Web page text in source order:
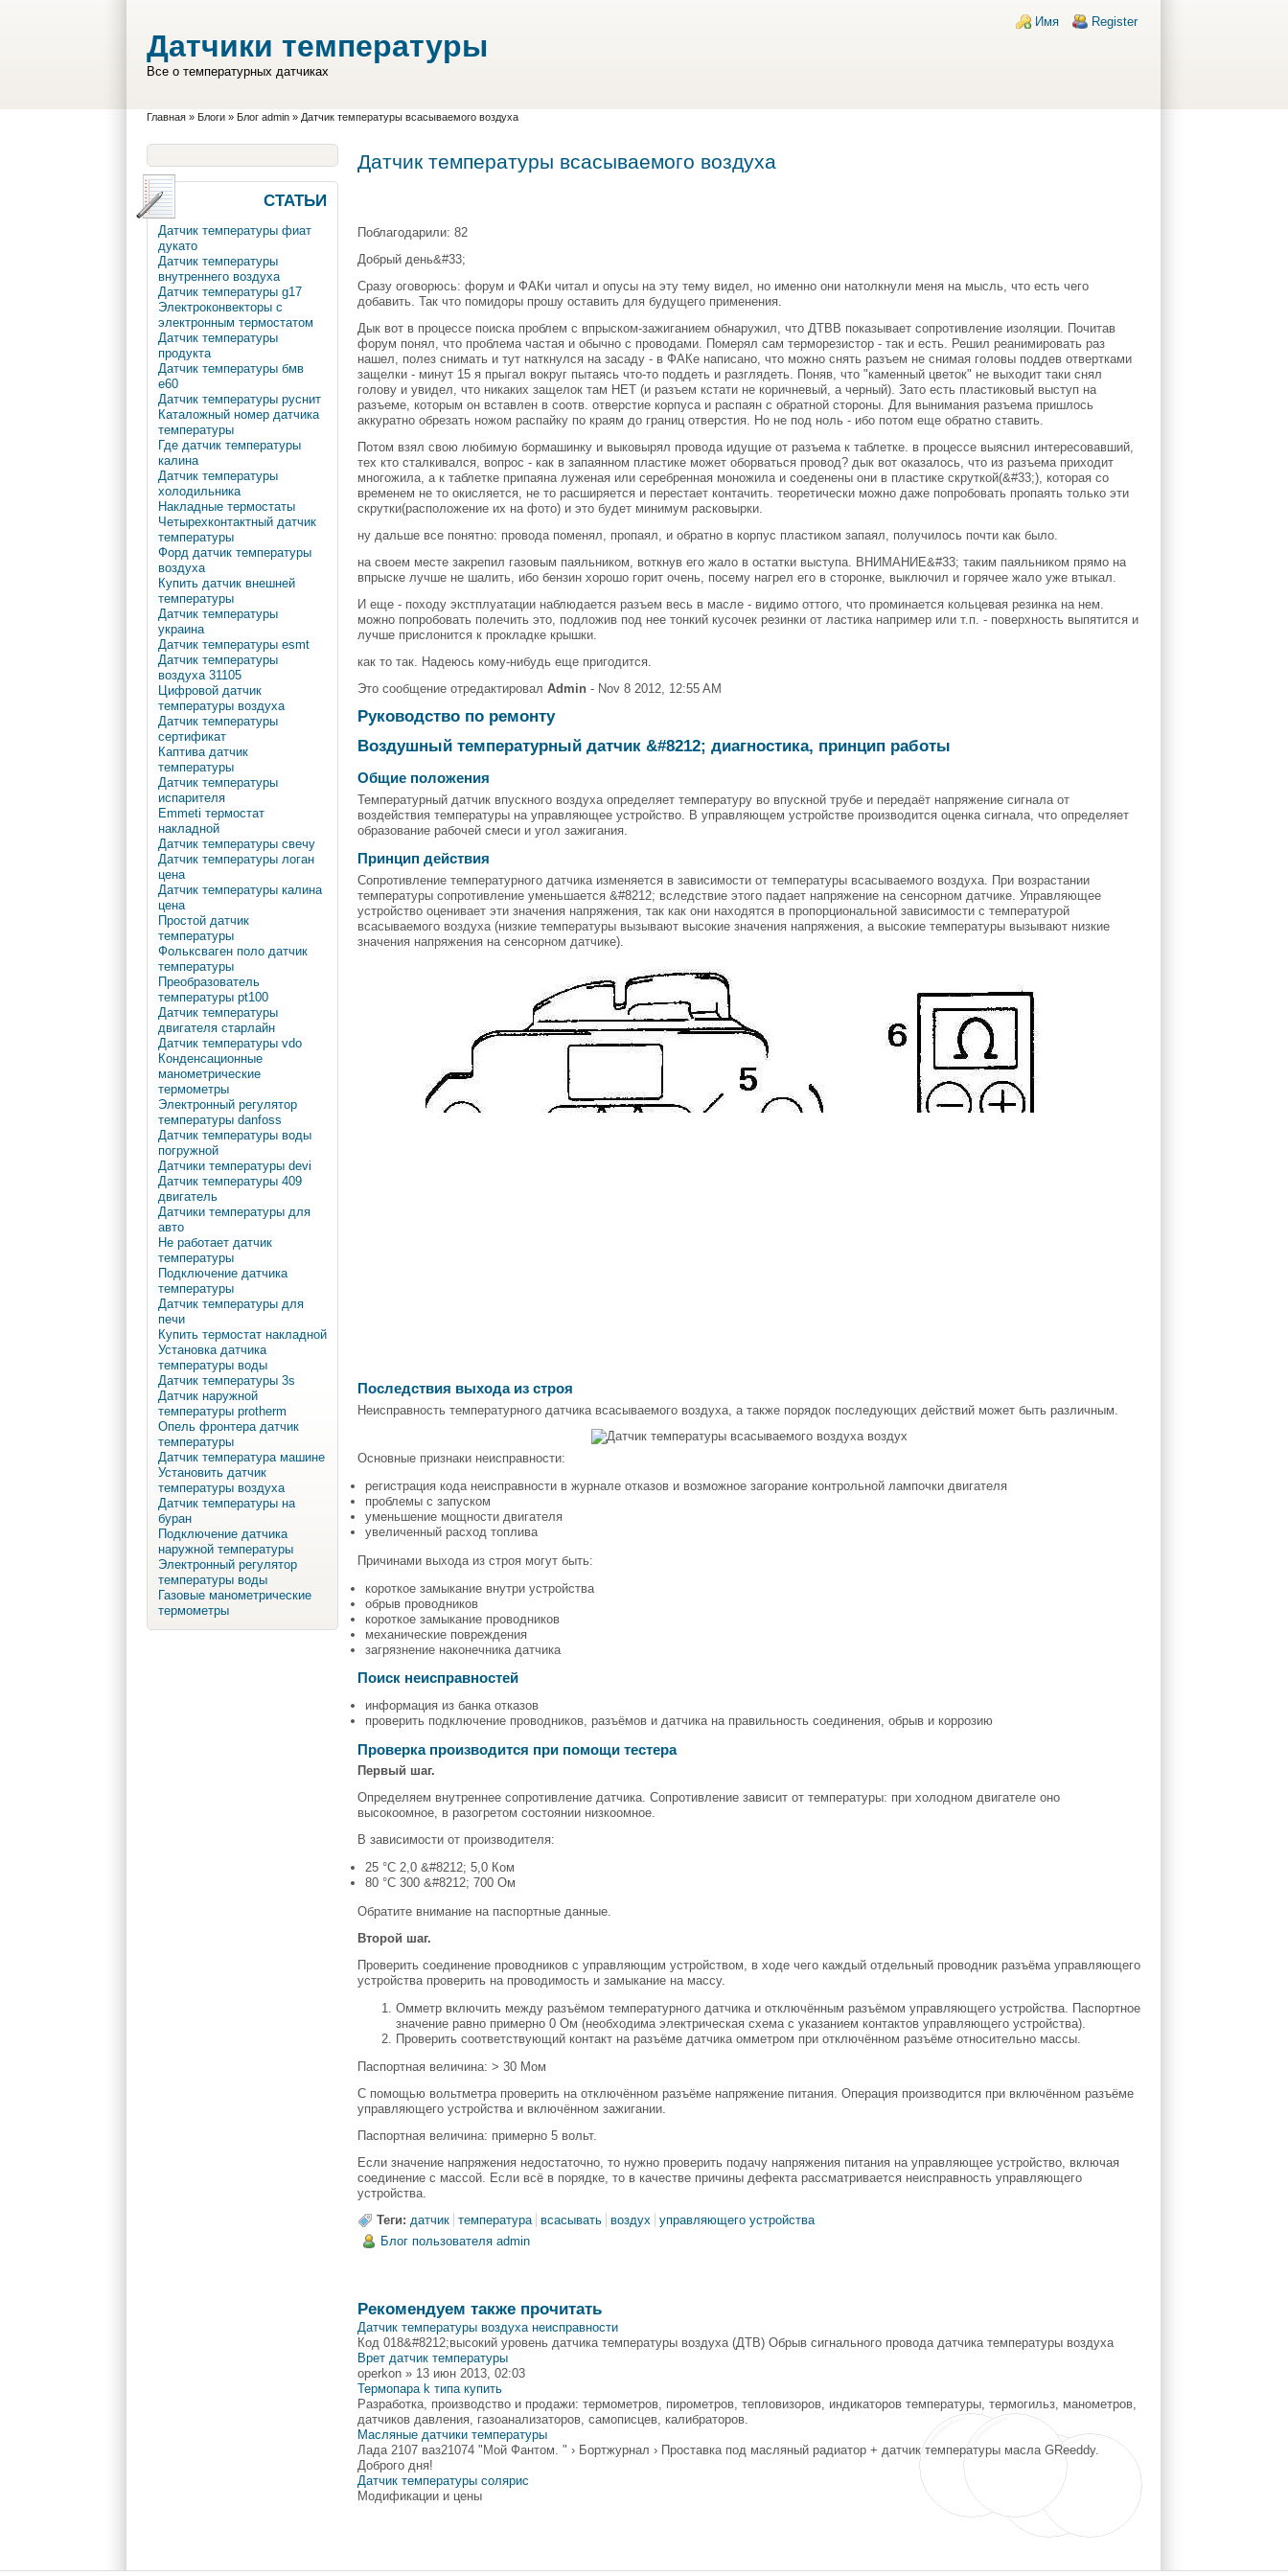
Login links
Имя Register
Датчики температуры
Все о температурных датчиках
Вы здесь
Главная» Блоги» Блог admin» Датчик температуры всасываемого воздуха
СТАТЬИ
Датчик температуры фиат
дукато
Датчик температуры
внутреннего воздуха
Датчик температуры g17
Электроконвекторы с
электронным термостатом
Датчик температуры
продукта
Датчик температуры бмв
е60
Датчик температуры руснит
Каталожный номер датчика
температуры
Где датчик температуры
калина
Датчик температуры
холодильника
Накладные термостаты
Четырехконтактный датчик
температуры
Форд датчик температуры
воздуха
Купить датчик внешней
температуры
Датчик температуры
украина
Датчик температуры esmt
Датчик температуры
воздуха 31105
Цифровой датчик
температуры воздуха
Датчик температуры
сертификат
Каптива датчик
температуры
Датчик температуры
испарителя
Emmeti термостат
накладной
Датчик температуры свечу
Датчик температуры логан
цена
Датчик температуры калина
цена
Простой датчик
температуры
Фольксваген поло датчик
температуры
Преобразователь
температуры pt100
Датчик температуры
двигателя старлайн
Датчик температуры vdo
Конденсационные
манометрические
термометры
Электронный регулятор
температуры danfoss
Датчик температуры воды
погружной
Датчики температуры devi
Датчик температуры 409
двигатель
Датчики температуры для
авто
Не работает датчик
температуры
Подключение датчика
температуры
Датчик температуры для
печи
Купить термостат накладной
Установка датчика
температуры воды
Датчик температуры 3s
Датчик наружной
температуры protherm
Опель фронтера датчик
температуры
Датчик температура машине
Установить датчик
температуры воздуха
Датчик температуры на
буран
Подключение датчика
наружной температуры
Электронный регулятор
температуры воды
Газовые манометрические
термометры
Датчик температуры всасываемого воздуха
Поблагодарили: 82
Добрый день&#33;
Сразу оговорюсь: форум и ФАКи читал и опусы на эту тему видел, но именно они натолкнули меня на мысль, что есть чего
добавить. Так что помидоры прошу оставить для будущего применения.
Дык вот в процессе поиска проблем с впрыском-зажиганием обнаружил, что ДТВВ показывает сопротивление изоляции. Почитав
форум понял, что проблема частая и обычно с проводами. Померял сам терморезистор - так и есть. Решил реанимировать раз
нашел, полез снимать и тут наткнулся на засаду - в ФАКе написано, что можно снять разъем не снимая головы поддев отвертками
защелки - минут 15 я прыгал вокруг пытаясь что-то поддеть и разглядеть. Поняв, что "каменный цветок" не выходит таки снял
голову и увидел, что никаких защелок там НЕТ (и разъем кстати не коричневый, а черный). Зато есть пластиковый выступ на
разъеме, которым он вставлен в соотв. отверстие корпуса и распаян с обратной стороны. Для вынимания разъема пришлось
аккуратно обрезать ножом распайку по краям до границ отверстия. Но не под ноль - ибо потом еще обратно ставить.
Потом взял свою любимую бормашинку и выковырял провода идущие от разъема к таблетке. в процессе выяснил интересовавший,
тех кто сталкивался, вопрос - как в запаянном пластике может оборваться провод? дык вот оказалось, что из разъема приходит
многожила, а к таблетке припаяна луженая или серебренная моножила и соеденены они в пластике скруткой(&#33;), которая со
временем не то окисляется, не то расширяется и перестает контачить. теоретически можно даже попробовать пропаять только эти
скрутки(расположение их на фото) и это будет минимум расковырки.
ну дальше все понятно: провода поменял, пропаял, и обратно в корпус пластиком запаял, получилось почти как было.
на своем месте закрепил газовым паяльником, воткнув его жало в остатки выступа. ВНИМАНИЕ&#33; таким паяльником прямо на
впрыске лучше не шалить, ибо бензин хорошо горит очень, посему нагрел его в сторонке, выключил и горячее жало уже втыкал.
И еще - походу экстплуатации наблюдается разъем весь в масле - видимо оттого, что проминается кольцевая резинка на нем.
можно попробовать полечить это, подложив под нее тонкий кусочек резинки от ластика например или т.п. - поверхность выпятится и
лучше прислонится к прокладке крышки.
как то так. Надеюсь кому-нибудь еще пригодится.
Это сообщение отредактировалAdmin - Nov 8 2012, 12:55 AM
Руководство по ремонту
Воздушный температурный датчик &#8212; диагностика, принцип работы
Общие положения
Температурный датчик впускного воздуха определяет температуру во впускной трубе и передаёт напряжение сигнала от
воздействия температуры на управляющее устройство. В управляющем устройстве производится оценка сигнала, что определяет
образование рабочей смеси и угол зажигания.
Принцип действия
Сопротивление температурного датчика изменяется в зависимости от температуры всасываемого воздуха. При возрастании
температуры сопротивление уменьшается &#8212; вследствие этого падает напряжение на сенсорном датчике. Управляющее
устройство оценивает эти значения напряжения, так как они находятся в пропорциональной зависимости с температурой
всасываемого воздуха (низкие температуры вызывают высокие значения напряжения, а высокие температуры вызывают низкие
значения напряжения на сенсорном датчике).
Последствия выхода из строя
Неисправность температурного датчика всасываемого воздуха, а также порядок последующих действий может быть различным.
Основные признаки неисправности:
регистрация кода неисправности в журнале отказов и возможное загорание контрольной лампочки двигателя
проблемы с запуском
уменьшение мощности двигателя
увеличенный расход топлива
Причинами выхода из строя могут быть:
короткое замыкание внутри устройства
обрыв проводников
короткое замыкание проводников
механические повреждения
загрязнение наконечника датчика
Поиск неисправностей
информация из банка отказов
проверить подключение проводников, разъёмов и датчика на правильность соединения, обрыв и коррозию
Проверка производится при помощи тестера
Первый шаг.
Определяем внутреннее сопротивление датчика. Сопротивление зависит от температуры: при холодном двигателе оно
высокоомное, в разогретом состоянии низкоомное.
В зависимости от производителя:
25 °С 2,0 &#8212; 5,0 Ком
80 °С 300 &#8212; 700 Ом
Обратите внимание на паспортные данные.
Второй шаг.
Проверить соединение проводников с управляющим устройством, в ходе чего каждый отдельный проводник разъёма управляющего
устройства проверить на проводимость и замыкание на массу.
Омметр включить между разъёмом температурного датчика и отключённым разъёмом управляющего устройства. Паспортное
значение равно примерно 0 Ом (необходима электрическая схема с указанием контактов управляющего устройства).
Проверить соответствующий контакт на разъёме датчика омметром при отключённом разъёме относительно массы.
Паспортная величина: > 30 Мом
С помощью вольтметра проверить на отключённом разъёме напряжение питания. Операция производится при включённом разъёме
управляющего устройства и включённом зажигании.
Паспортная величина: примерно 5 вольт.
Если значение напряжения недостаточно, то нужно проверить подачу напряжения питания на управляющее устройство, включая
соединение с массой. Если всё в порядке, то в качестве причины дефекта рассматривается неисправность управляющего
устройства.
Теги: датчик температура всасывать воздух
управляющего устройства
Блог пользователя admin
Рекомендуем также прочитать
Датчик температуры воздуха неисправности
Код 018&#8212;высокий уровень датчика температуры воздуха (ДТВ) Обрыв сигнального провода датчика температуры воздуха
Врет датчик температуры
operkon » 13 июн 2013, 02:03
Термопара k типа купить
Разработка, производство и продажи: термометров, пирометров, тепловизоров, индикаторов температуры, термогильз, манометров,
датчиков давления, газоанализаторов, самописцев, калибраторов.
Масляные датчики температуры
Лада 2107 ваз21074 "Мой Фантом. " › Бортжурнал › Проставка под масляный радиатор + датчик температуры масла GReeddy.
Доброго дня!
Датчик температуры солярис
Модификации и цены